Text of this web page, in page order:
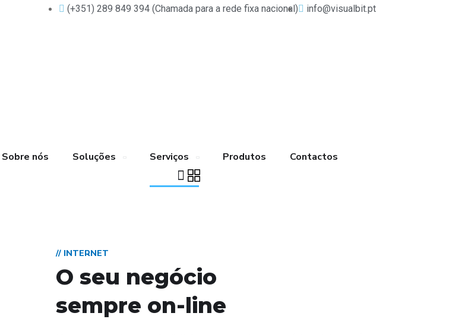
(+351) 289 849 394 (Chamada para a rede fixa nacional) info@visualbit.pt
Sobre nós Soluções Serviços Produtos Contactos
// INTERNET
O seu negócio
sempre on-line